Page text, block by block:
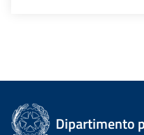
Dipartimento